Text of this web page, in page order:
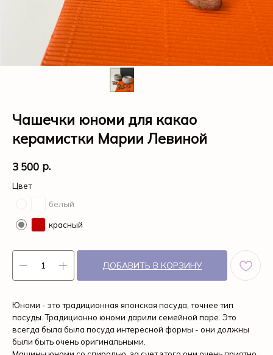
Чашечки юноми для какао
керамистки Марии Левиной
3 500 р.
Цвет
белый
красный
ДОБАВИТЬ В КОРЗИНУ
Юноми - это традиционная японская посуда, точнее тип
посуды. Традиционно юноми дарили семейной паре. Это
всегда была была посуда интересной формы - они должны
были быть очень оригинальными.